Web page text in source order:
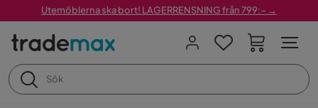
Utemöblerna ska bort! LAGERRENSNING från 799:– →